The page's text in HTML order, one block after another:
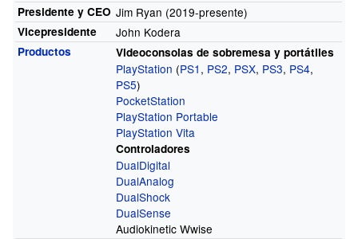
Presidente y CEO Jim Ryan (2019-presente)
Vicepresidente John Kodera
Productos Videoconsolas de sobremesa y portátiles
PlayStation (PS1 , PS2, PSX, PS3, PS4,
PS5)
PocketStation
PlayStation Portable
PlayStation Vita
Controladores
DualDigital
DualAnalog
DualShock
DualSense
Audiokinetic Wwise